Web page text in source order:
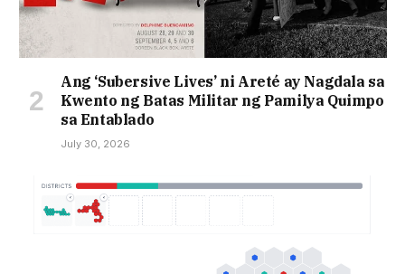
Ang ‘Subersive Lives’ ni Areté ay Nagdala sa
Kwento ng Batas Militar ng Pamilya Quimpo
sa Entablado
July 30, 2026